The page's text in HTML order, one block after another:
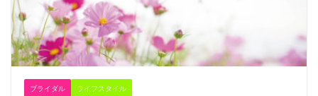
ブライダル ライフスタイル